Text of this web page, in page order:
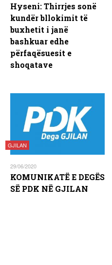
Hyseni: Thirrjes sonë
kundër bllokimit të
buxhetit i janë
bashkuar edhe
përfaqësuesit e
shoqatave
GJILAN
29/06/2020
KOMUNIKATË E DEGËS
SË PDK NË GJILAN